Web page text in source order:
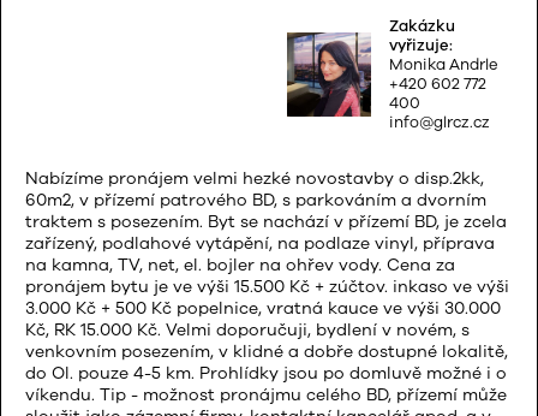
Zakázku
vyřizuje:
Monika Andrle
+420 602 772
400
info@glrcz.cz
Nabízíme pronájem velmi hezké novostavby o disp.2kk,
60m2, v přízemí patrového BD, s parkováním a dvorním
traktem s posezením. Byt se nachází v přízemí BD, je zcela
zařízený, podlahové vytápění, na podlaze vinyl, příprava
na kamna, TV, net, el. bojler na ohřev vody. Cena za
pronájem bytu je ve výši 15.500 Kč + zúčtov. inkaso ve výši
3.000 Kč + 500 Kč popelnice, vratná kauce ve výši 30.000
Kč, RK 15.000 Kč. Velmi doporučuji, bydlení v novém, s
venkovním posezením, v klidné a dobře dostupné lokalitě,
do Ol. pouze 4-5 km. Prohlídky jsou po domluvě možné i o
víkendu. Tip - možnost pronájmu celého BD, přízemí může